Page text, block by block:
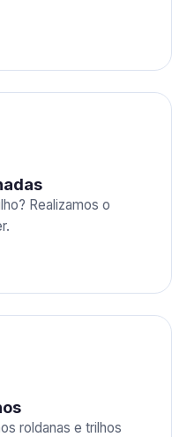
Realizamos o
roldanas e trilhos